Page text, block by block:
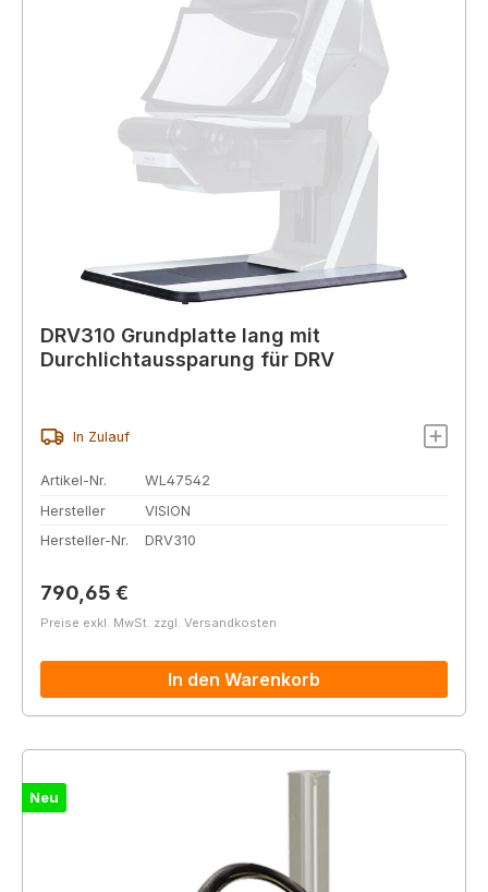
DRV310 Grundplatte lang mit
Durchlichtaussparung für DRV
In Zulauf
Artikel-Nr.
WL47542
Hersteller
VISION
Hersteller-Nr.
DRV310
Regulärer Preis:
790,65 €
Preise exkl. MwSt. zzgl. Versandkosten
In den Warenkorb
Neu